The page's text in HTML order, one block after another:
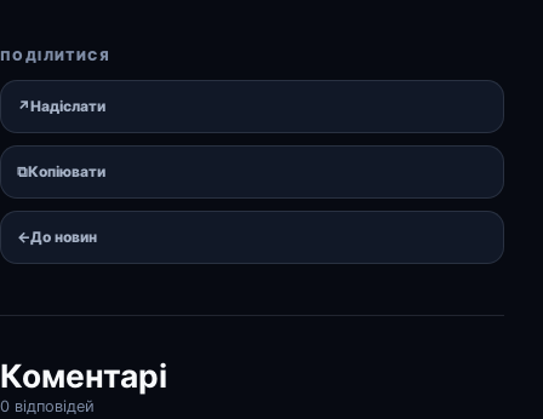
ПОДІЛИТИСЯ
↗Надіслати
⧉Копіювати
←До новин
Коментарі
0 відповідей